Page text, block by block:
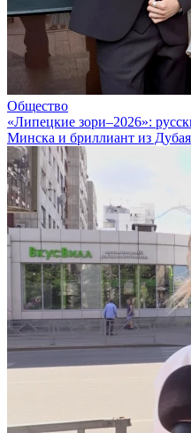
Общество
«Липецкие зори–2026»:
Минска и бриллиант из Дубая